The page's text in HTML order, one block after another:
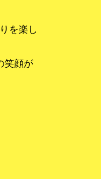
を楽し
笑顔が